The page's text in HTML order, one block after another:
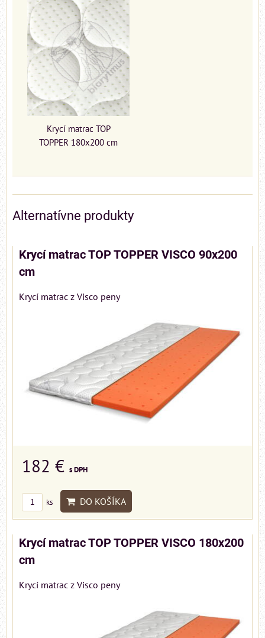
Krycí matrac TOP
TOPPER 180x200 cm
Alternatívne produkty
Krycí matrac TOP TOPPER VISCO 90x200
cm
Krycí matrac z Visco peny
182 € s DPH
ks DO KOŠÍKA
Krycí matrac TOP TOPPER VISCO 180x200
cm
Krycí matrac z Visco peny